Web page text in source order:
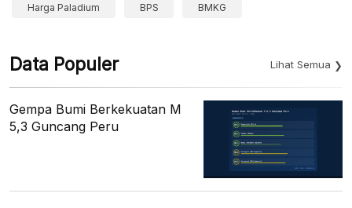
Harga Paladium BPS BMKG
Data Populer Lihat Semua
Gempa Bumi Berkekuatan M
5,3 Guncang Peru